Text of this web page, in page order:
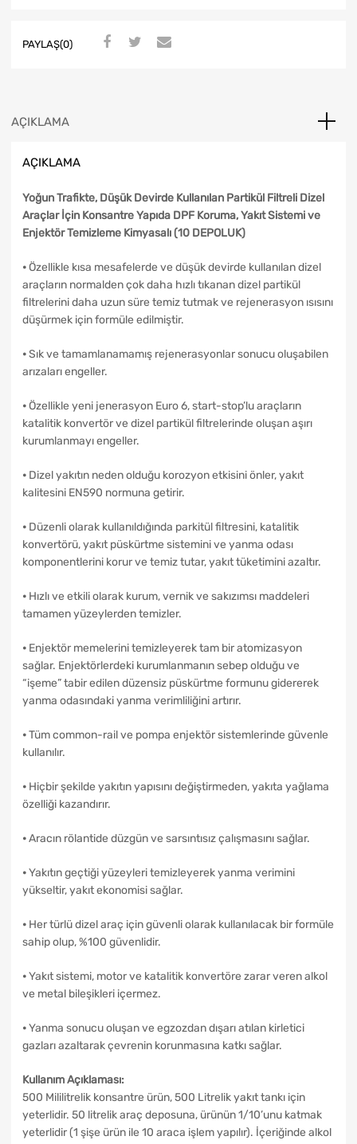
PAYLAŞ(0)
AÇIKLAMA
AÇIKLAMA
Yoğun Trafikte, Düşük Devirde Kullanılan Partikül Filtreli Dizel
Araçlar İçin Konsantre Yapıda DPF Koruma, Yakıt Sistemi ve
Enjektör Temizleme Kimyasalı (10 DEPOLUK)
⦁ Özellikle kısa mesafelerde ve düşük devirde kullanılan dizel
araçların normalden çok daha hızlı tıkanan dizel partikül
filtrelerini daha uzun süre temiz tutmak ve rejenerasyon ısısını
düşürmek için formüle edilmiştir.
⦁ Sık ve tamamlanamamış rejenerasyonlar sonucu oluşabilen
arızaları engeller.
⦁ Özellikle yeni jenerasyon Euro 6, start-stop’lu araçların
katalitik konvertör ve dizel partikül filtrelerinde oluşan aşırı
kurumlanmayı engeller.
⦁ Dizel yakıtın neden olduğu korozyon etkisini önler, yakıt
kalitesini EN590 normuna getirir.
⦁ Düzenli olarak kullanıldığında parkitül filtresini, katalitik
konvertörü, yakıt püskürtme sistemini ve yanma odası
komponentlerini korur ve temiz tutar, yakıt tüketimini azaltır.
⦁ Hızlı ve etkili olarak kurum, vernik ve sakızımsı maddeleri
tamamen yüzeylerden temizler.
⦁ Enjektör memelerini temizleyerek tam bir atomizasyon
sağlar. Enjektörlerdeki kurumlanmanın sebep olduğu ve
“işeme” tabir edilen düzensiz püskürtme formunu gidererek
yanma odasındaki yanma verimliliğini artırır.
⦁ Tüm common-rail ve pompa enjektör sistemlerinde güvenle
kullanılır.
⦁ Hiçbir şekilde yakıtın yapısını değiştirmeden, yakıta yağlama
özelliği kazandırır.
⦁ Aracın rölantide düzgün ve sarsıntısız çalışmasını sağlar.
⦁ Yakıtın geçtiği yüzeyleri temizleyerek yanma verimini
yükseltir, yakıt ekonomisi sağlar.
⦁ Her türlü dizel araç için güvenli olarak kullanılacak bir formüle
sahip olup, %100 güvenlidir.
⦁ Yakıt sistemi, motor ve katalitik konvertöre zarar veren alkol
ve metal bileşikleri içermez.
⦁ Yanma sonucu oluşan ve egzozdan dışarı atılan kirletici
gazları azaltarak çevrenin korunmasına katkı sağlar.
Kullanım Açıklaması:
500 Mililitrelik konsantre ürün, 500 Litrelik yakıt tankı için
yeterlidir. 50 litrelik araç deposuna, ürünün 1/10’unu katmak
yeterlidir (1 şişe ürün ile 10 araca işlem yapılır). İçeriğinde alkol